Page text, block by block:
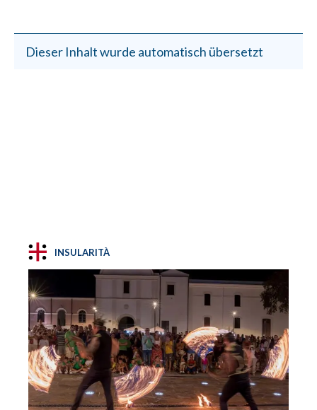
Dieser Inhalt wurde automatisch übersetzt
INSULARITÀ